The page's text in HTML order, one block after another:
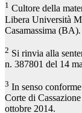
1 Cultore della
Libera Università
Casamassima (BA).
2 Si rinvia alla
n. 387801 del 14
3 In senso
Corte di
ottobre 2014.